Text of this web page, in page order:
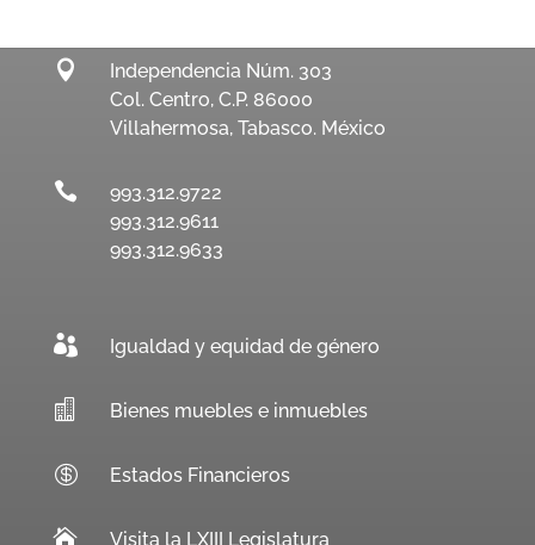

Independencia Núm. 303
Col. Centro, C.P. 86000
Villahermosa, Tabasco. México

993.312.9722
993.312.9611
993.312.9633
 Igualdad y equidad de género
 Bienes muebles e inmuebles
 Estados Financieros
 Visita la LXIII Legislatura